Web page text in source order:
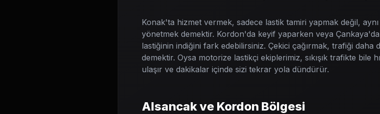
Konak'ta hizmet vermek, sadece lastik tamiri yapmak değil,
yönetmek demektir. Kordon'da keyif yaparken veya Çankaya'da
lastiğinin indiğini fark edebilirsiniz. Çekici çağırmak, trafiği daha
demektir. Oysa motorize lastikçi ekiplerimiz, sıkışık trafikte bile
ulaşır ve dakikalar içinde sizi tekrar yola dündürür.
Alsancak ve Kordon Bölgesi